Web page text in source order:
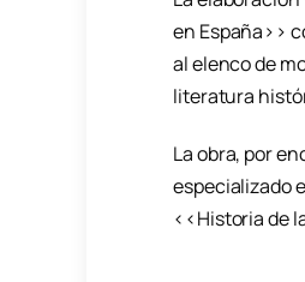
en España>>
al elenco de
literatura
La obra, por
especializado
<<Historia de